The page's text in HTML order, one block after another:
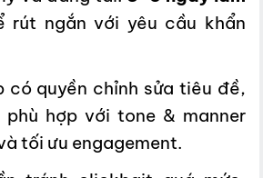
rút ngắn với yêu cầu khẩn
có quyền chỉnh sửa tiêu đề,
hợp với tone & manner
tối ưu engagement.